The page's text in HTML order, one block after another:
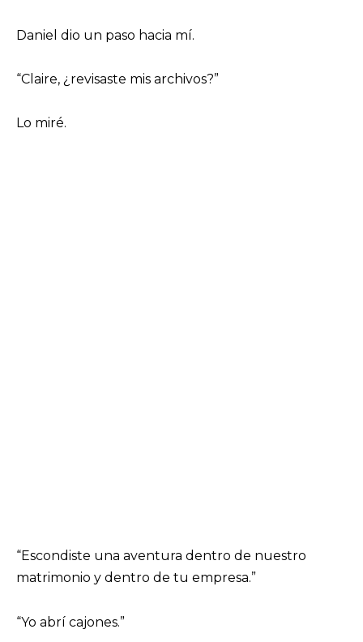
Daniel dio un paso hacia mí.
“Claire, ¿revisaste mis archivos?”
Lo miré.
“Escondiste una aventura dentro de nuestro
matrimonio y dentro de tu empresa.”
“Yo abrí cajones.”